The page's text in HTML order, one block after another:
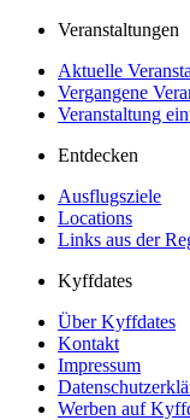
Veranstaltungen
Aktuelle
Vergangene
Veranstaltung
Entdecken
Ausflugsziele
Locations
Links aus der
Kyffdates
Über Kyffdates
Kontakt
Impressum
Werben auf